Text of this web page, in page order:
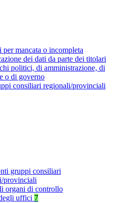
per mancata o incompleta
dei dati da parte dei titolari
politici, di amministrazione, di
o di governo
consiliari regionali/provinciali
gruppi consiliari
provinciali
organi di controllo
uffici 7